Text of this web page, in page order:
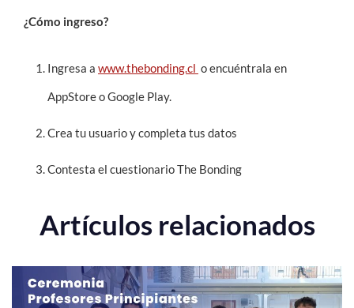
¿Cómo ingreso?
Ingresa a www.thebonding.cl o encuéntrala en
AppStore o Google Play.
Crea tu usuario y completa tus datos
Contesta el cuestionario The Bonding
Artículos relacionados